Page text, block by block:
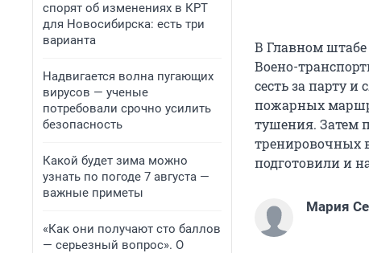
спорят об изменениях в КРТ
для Новосибирска: есть три
варианта
Надвигается волна пугающих
вирусов — ученые
потребовали срочно усилить
безопасность
Какой будет зима можно
узнать по погоде 7 августа —
важные приметы
«Как они получают сто баллов
— серьезный вопрос». О
В Главном
Воено-
сесть за парту
пожарных
тушения. Затем
тренировочных
подготовили и
Мария